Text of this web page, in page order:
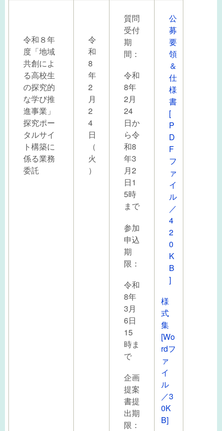
令和８年
度「地域
共創によ
る高校生
の探究的
な学び推
進事業」
探究ポー
タルサイ
ト構築に
係る業務
委託
令
和
8
年
2
月
2
4
日
（
火
）
質問
受付
期
間：
令和
8年
2月
24
日か
ら令
和8
年3
月2
日1
5時
まで
参加
申込
期
限：
令和
8年
3月
6日
15
時ま
で
企画
提案
書提
出期
限：
公
募
要
領
＆
仕
様
書
[
P
D
F
フ
ァ
イ
ル
／
4
2
0
K
B
]
様
式
集
[Wo
rdフ
ァ
イ
ル
／3
0K
B]